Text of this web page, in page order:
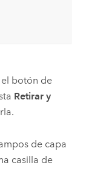
botón de
Retirar y
de capa
casilla de